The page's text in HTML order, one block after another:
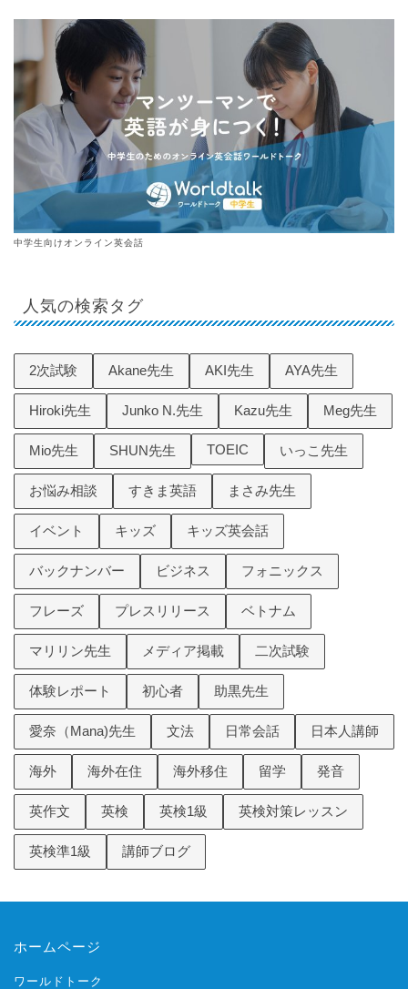
中学生向けオンライン英会話
人気の検索タグ
2次試験 Akane先生 AKI先生 AYA先生
Hiroki先生 Junko N.先生 Kazu先生 Meg先生
Mio先生 SHUN先生 TOEIC いっこ先生
お悩み相談 すきま英語 まさみ先生
イベント キッズ キッズ英会話
バックナンバー ビジネス フォニックス
フレーズ プレスリリース ベトナム
マリリン先生 メディア掲載 二次試験
体験レポート 初心者 助黒先生
愛奈（Mana)先生 文法 日常会話 日本人講師
海外 海外在住 海外移住 留学 発音
英作文 英検 英検1級 英検対策レッスン
英検準1級 講師ブログ
ホームページ
ワールドトーク